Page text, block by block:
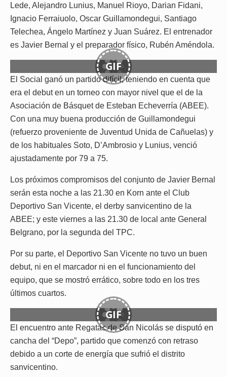
Lede, Alejandro Lunius, Manuel Rioyo, Darian Fidani,
Ignacio Ferraiuolo, Oscar Guillamondegui, Santiago
Telechea, Ángelo Martínez y Juan Suárez. El entrenador
es Javier Bernal y el preparador físico, Rubén Améndola.
GIF
El Social ganó un partido difícil, teniendo en cuenta que
era el debut en un torneo con mayor nivel que el de la
Asociación de Básquet de Esteban Echeverría (ABEE).
Con una muy buena producción de Guillamondegui
(refuerzo proveniente de Juventud Unida de Cañuelas) y
de los habituales Soto, D’Ambrosio y Lunius, venció
ajustadamente por 79 a 75.
Los próximos compromisos del conjunto de Javier Bernal
serán esta noche a las 21.30 en Korn ante el Club
Deportivo San Vicente, el derby sanvicentino de la
ABEE; y este viernes a las 21.30 de local ante General
Belgrano, por la segunda del TPC.
Por su parte, el Deportivo San Vicente no tuvo un buen
debut, ni en el marcador ni en el funcionamiento del
equipo, que se mostró errático, sobre todo en los tres
últimos cuartos.
GIF
El encuentro ante Regatas de San Nicolás se disputó en
cancha del “Depo”, partido que comenzó con retraso
debido a un corte de energía que sufrió el distrito
sanvicentino.